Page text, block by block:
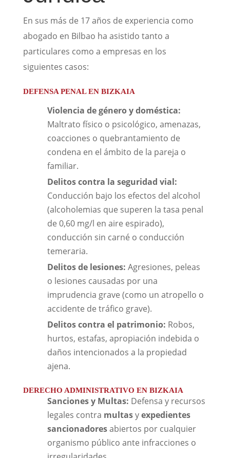
En sus más de 17 años de experiencia como
abogado en Bilbao ha asistido tanto a
particulares como a empresas en los
siguientes casos:
DEFENSA PENAL EN BIZKAIA
Violencia de género y doméstica:
Maltrato físico o psicológico, amenazas,
coacciones o quebrantamiento de
condena en el ámbito de la pareja o
familiar.
Delitos contra la seguridad vial:
Conducción bajo los efectos del alcohol
(alcoholemias que superen la tasa penal
de 0,60 mg/l en aire espirado),
conducción sin carné o conducción
temeraria.
Delitos de lesiones: Agresiones, peleas
o lesiones causadas por una
imprudencia grave (como un atropello o
accidente de tráfico grave).
Delitos contra el patrimonio: Robos,
hurtos, estafas, apropiación indebida o
daños intencionados a la propiedad
ajena.
DERECHO ADMINISTRATIVO EN BIZKAIA
Sanciones y Multas: Defensa y recursos
legales contra multasyexpedientes
sancionadoresabiertos por cualquier
organismo público ante infracciones o